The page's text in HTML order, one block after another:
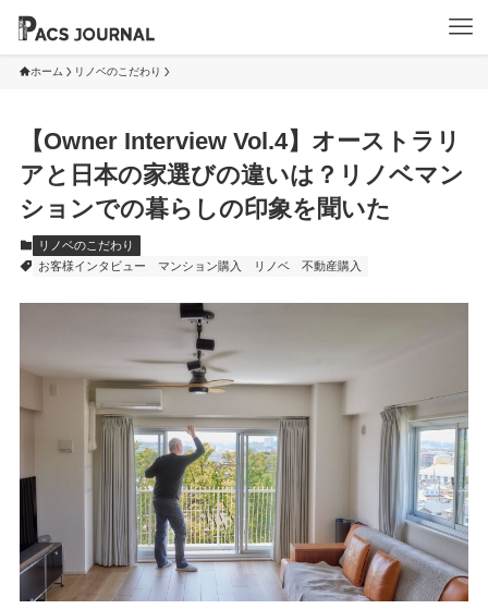
ホーム リノベのこだわり
【Owner Interview Vol.4】オーストラリ
アと日本の家選びの違いは？リノベマン
ションでの暮らしの印象を聞いた
リノベのこだわり
お客様インタビュー
マンション購入 リノベ 不動産購入